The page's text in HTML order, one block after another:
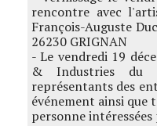
rencontre avec
François-Auguste
26230 GRIGNAN
- Le vendredi 19
& Industries du
représentants des
événement ainsi
personne